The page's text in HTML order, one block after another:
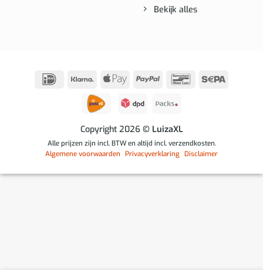
Bekijk alles
IDeal Klarna
Apple
PayPal Bancontact
Copyright 2026 © LuizaXL
Alle prijzen zijn incl. BTW en altijd incl. verzendkosten.
Algemene voorwaarden Privacyverklaring Disclaimer